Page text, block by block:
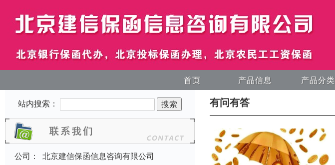
首页 产品信息 产品分类
站内搜索：
公司：
北京建信保函信息咨询有限公司
有问有答